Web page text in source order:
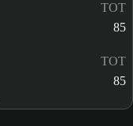
TOT
85
TOT
85